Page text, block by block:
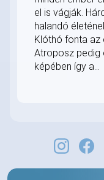
el is vágják.
halandó
Klóthó fonta az
Atroposz pedig
képében így a...